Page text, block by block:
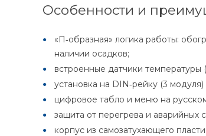
Особенности и
«П‑образная» логика работы:
наличии осадков;
встроенные датчики
установка на DIN‑рейку (3
цифровое табло и меню на
защита от перегрева и аварийных
корпус из самозатухающего